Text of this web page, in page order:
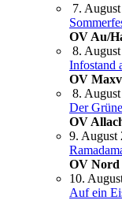
7.
OV Au/
8.
Infostand
OV
8.
Der
OV
9. August
OV Nord
10.
Auf ein